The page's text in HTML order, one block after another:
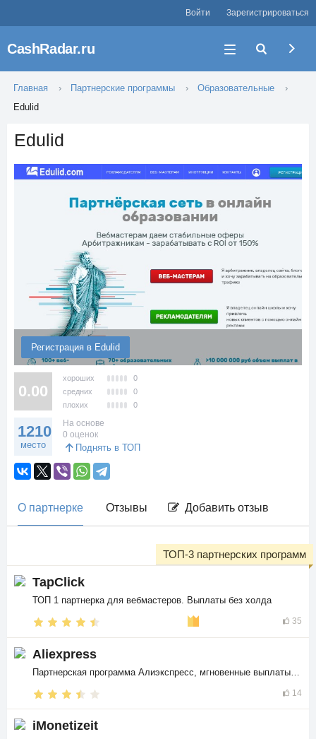
Войти Зарегистрироваться
CashRadar.ru
Главная Партнерские программы
Образовательные
Edulid
Edulid
Регистрация в Edulid
0.00
хороших
0
средних
0
плохих
0
1210
место
На основе
0 оценок
Поднять в ТОП
О партнерке Отзывы Добавить отзыв
TapClick
ТОП 1 партнерка для вебмастеров. Выплаты без холда
35
ТОП-3 партнерских программ
Aliexpress
14
iMonetizeit